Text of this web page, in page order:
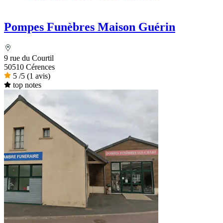
Pompes Funèbres Maison Guérin
9 rue du Courtil
50510 Cérences
5 /5 (1 avis)
top notes